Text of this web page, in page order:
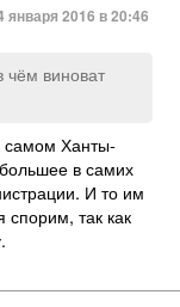
января 2016 в 20:46
чём виноват
самом Ханты-
в самих
И то им
так как